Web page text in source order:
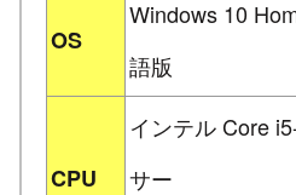
OS
Windows 10
語版
CPU
インテル Core
サー